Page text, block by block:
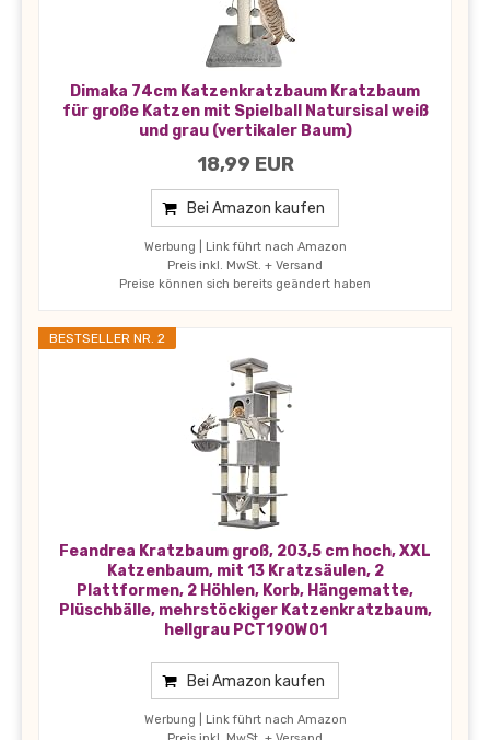
Dimaka 74cm Katzenkratzbaum Kratzbaum
für große Katzen mit Spielball Natursisal weiß
und grau (vertikaler Baum)
18,99 EUR
Bei Amazon kaufen
Werbung | Link führt nach Amazon
Preis inkl. MwSt. + Versand
Preise können sich bereits geändert haben
BESTSELLER NR. 2
Feandrea Kratzbaum groß, 203,5 cm hoch, XXL
Katzenbaum, mit 13 Kratzsäulen, 2
Plattformen, 2 Höhlen, Korb, Hängematte,
Plüschbälle, mehrstöckiger Katzenkratzbaum,
hellgrau PCT190W01
Bei Amazon kaufen
Werbung | Link führt nach Amazon